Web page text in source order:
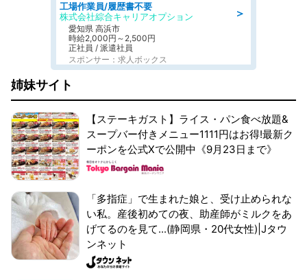
＞
工場作業員/履歴書不要
株式会社綜合キャリアオプション
愛知県 高浜市
時給2,000円～2,500円
正社員 / 派遣社員
スポンサー：求人ボックス
姉妹サイト
【ステーキガスト】ライス・パン食べ放題&
スープバー付きメニュー1111円はお得!最新ク
ーポンを公式Xで公開中《9月23日まで》
「多指症」で生まれた娘と、受け止められな
い私。産後初めての夜、助産師がミルクをあ
げてるのを見て...(静岡県・20代女性)|Jタウ
ンネット